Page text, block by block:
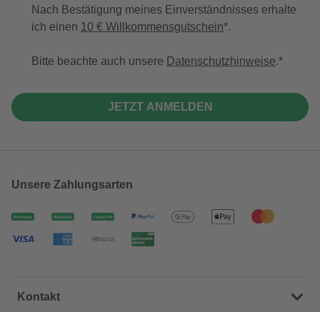
Nach Bestätigung meines Einverständnisses erhalte
ich einen 10 € Willkommensgutschein*.
Bitte beachte auch unsere Datenschutzhinweise.
JETZT ANMELDEN
Unsere Zahlungsarten
Kontakt